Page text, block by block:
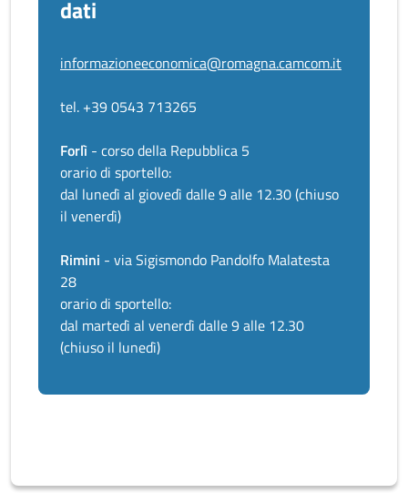
dati
informazioneeconomica@romagna.camcom.it
tel. +39 0543 713265
Forlì - corso della Repubblica 5
orario di sportello:
dal lunedì al giovedì dalle 9 alle 12.30 (chiuso
il venerdì)
Rimini - via Sigismondo Pandolfo Malatesta
28
orario di sportello:
dal martedì al venerdì dalle 9 alle 12.30
(chiuso il lunedì)